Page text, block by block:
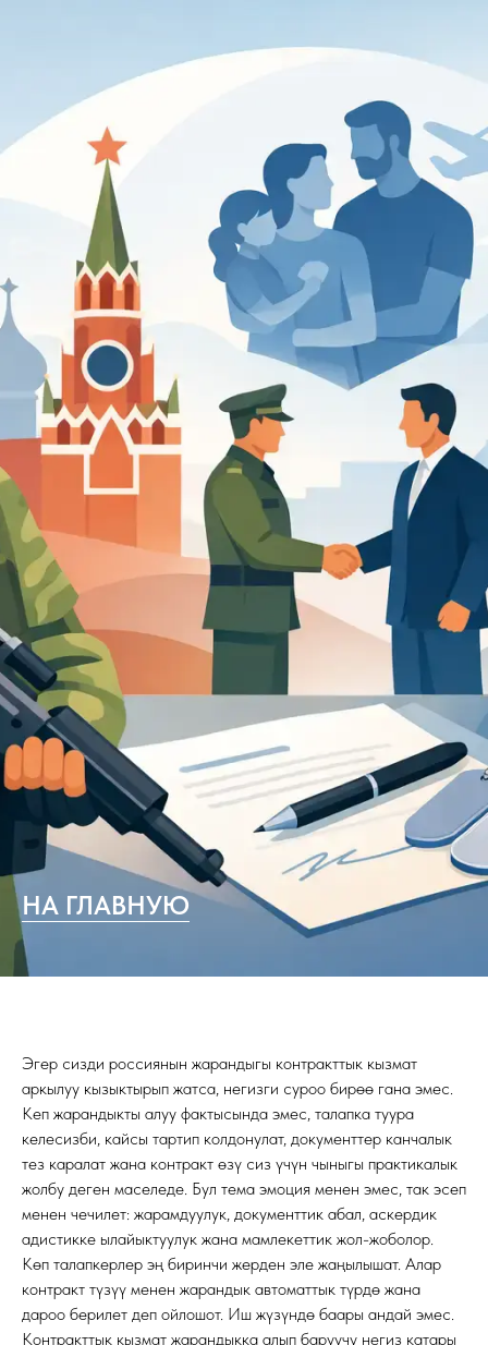
НА ГЛАВНУЮ
Эгер сизди россиянын жарандыгы контракттык кызмат
аркылуу кызыктырып жатса, негизги суроо бирөө гана эмес.
Кеп жарандыкты алуу фактысында эмес, талапка туура
келесизби, кайсы тартип колдонулат, документтер канчалык
тез каралат жана контракт өзү сиз үчүн чыныгы практикалык
жолбу деген маселеде. Бул тема эмоция менен эмес, так эсеп
менен чечилет: жарамдуулук, документтик абал, аскердик
адистикке ылайыктуулук жана мамлекеттик жол-жоболор.
Көп талапкерлер эң биринчи жерден эле жаңылышат. Алар
контракт түзүү менен жарандык автоматтык түрдө жана
дароо берилет деп ойлошот. Иш жүзүндө баары андай эмес.
Контракттык кызмат жарандыкка алып баруучу негиз катары